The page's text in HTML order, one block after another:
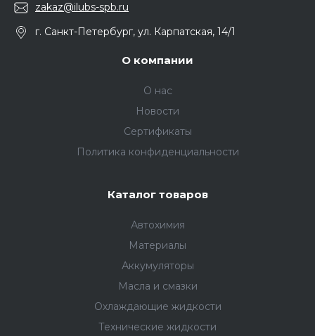
zakaz@ilubs-spb.ru
г. Санкт-Петербург, ул. Карпатская, 14/1
О компании
О нас
Новости
Сертификаты
Политика конфиденциальности
Каталог товаров
Автохимия
Материалы
Аккумуляторы
Масла и смазки
Охлаждающие жидкости
Технические жидкости